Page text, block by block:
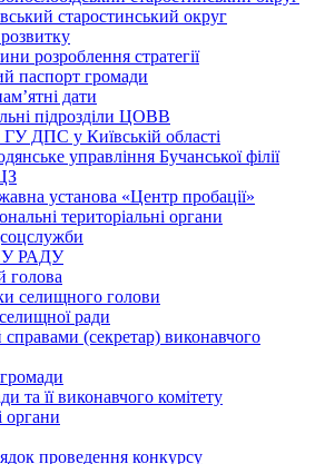
старостинський округ
розроблення стратегії
паспорт громади
дати
підрозділи ЦОВВ
ДПС у Київській області
управління Бучанської філії
установа «Центр пробації»
територіальні органи
РАДУ
голова
селищного голови
ради
(секретар) виконавчого
та її виконавчого комітету
органи
проведення конкурсу